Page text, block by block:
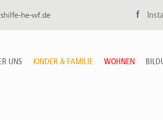
he-wf.de f
UNS KINDER & FAMILIE WOHNEN